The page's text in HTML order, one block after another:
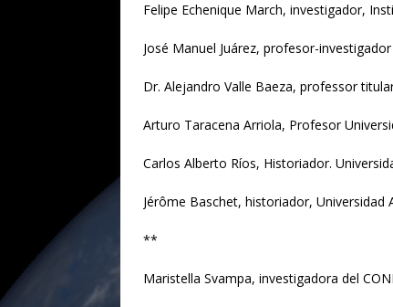
Felipe Echenique March, investigador,
José Manuel Juárez, profesor-
Dr. Alejandro Valle Baeza, professor
Arturo Taracena Arriola, Profesor
Carlos Alberto Ríos, Historiador.
Jérôme Baschet, historiador, Universidad
**
Maristella Svampa, investigadora del